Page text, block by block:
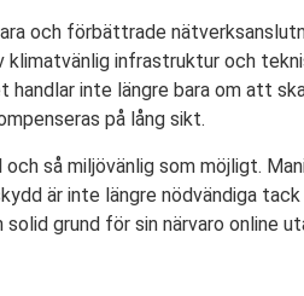
och förbättrade
klimatvänlig infrastruktur och
handlar inte längre bara om att
på lång sikt.
så miljövänlig som möjligt.
är inte längre nödvändiga
grund för sin närvaro online